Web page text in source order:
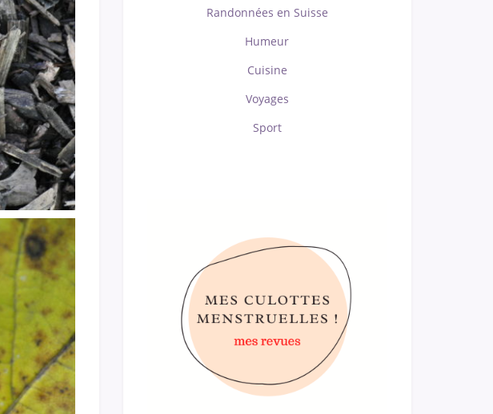
Randonnées en Suisse
Humeur
Cuisine
Voyages
Sport